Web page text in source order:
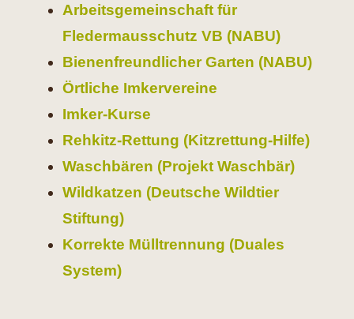
Arbeitsgemeinschaft für
Fledermausschutz VB (NABU)
Bienenfreundlicher Garten (NABU)
Örtliche Imkervereine
Imker-Kurse
Rehkitz-Rettung (Kitzrettung-Hilfe)
Waschbären (Projekt Waschbär)
Wildkatzen (Deutsche Wildtier
Stiftung)
Korrekte Mülltrennung (Duales
System)